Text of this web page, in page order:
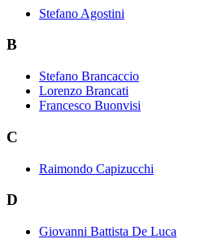
Stefano Agostini
B
Stefano Brancaccio
Lorenzo Brancati
Francesco Buonvisi
C
Raimondo Capizucchi
D
Giovanni Battista De Luca